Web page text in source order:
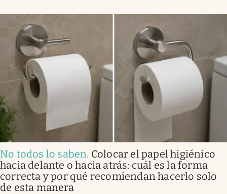
No todos lo saben. Colocar el papel higiénico
hacia delante o hacia atrás: cuál es la forma
correcta y por qué recomiendan hacerlo solo
de esta manera